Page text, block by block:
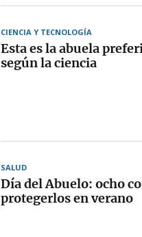
CIENCIA Y TECNOLOGÍA
Esta es la abuela
según la ciencia
SALUD
Día del Abuelo: ocho
protegerlos en verano